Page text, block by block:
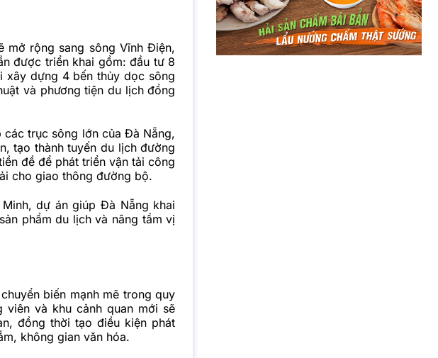
mở rộng sang sông Vĩnh Điện,
được triển khai gồm: đầu tư 8
xây dựng 4 bến thủy dọc sông
và phương tiện du lịch đồng
các trục sông lớn của Đà Nẵng,
tạo thành tuyến du lịch đường
đề để phát triển vận tải công
cho giao thông đường bộ.
dự án giúp Đà Nẵng khai
phẩm du lịch và nâng tầm vị
biến mạnh mẽ trong quy
viên và khu cảnh quan mới sẽ
đồng thời tạo điều kiện phát
không gian văn hóa.